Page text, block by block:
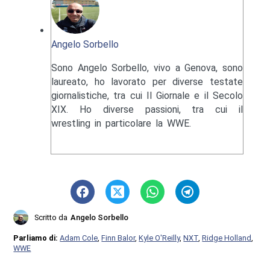
Angelo Sorbello
Sono Angelo Sorbello, vivo a Genova, sono
laureato, ho lavorato per diverse testate
giornalistiche, tra cui Il Giornale e il Secolo
XIX. Ho diverse passioni, tra cui il
wrestling in particolare la WWE.
Scritto da Angelo Sorbello
Parliamo di:Adam Cole ,Finn Balor,Kyle O'Reilly,NXT ,Ridge Holland
WWE